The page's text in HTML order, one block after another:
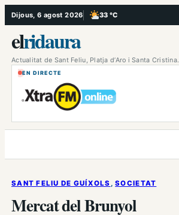
Vés
al
contingut
Dijous, 6 agost 2026 33 °C
, Poc ennuvolat
elridaura
Actualitat de Sant Feliu, Platja d’Aro i Santa Cristina.
EN DIRECTE
SANT FELIU DE GUÍXOLS , SOCIETAT
Mercat del Brunyol